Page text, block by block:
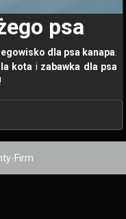
psa
legowisko dla psa kanapa.
kota i zabawka dla psa
Firm